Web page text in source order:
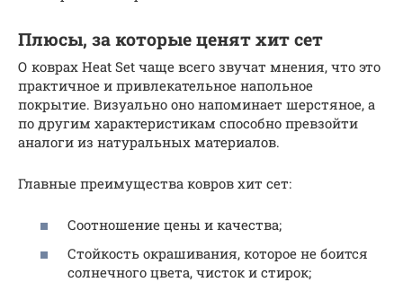
Плюсы, за которые ценят хит сет
О коврах Heat Set чаще всего звучат мнения, что это
практичное и привлекательное напольное
покрытие. Визуально оно напоминает шерстяное, а
по другим характеристикам способно превзойти
аналоги из натуральных материалов.
Главные преимущества ковров хит сет:
Соотношение цены и качества;
Стойкость окрашивания, которое не боится
солнечного цвета, чисток и стирок;